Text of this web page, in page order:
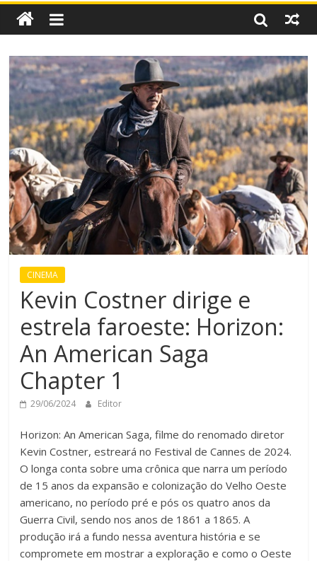
CINEMA
Kevin Costner dirige e
estrela faroeste: Horizon:
An American Saga
Chapter 1
29/06/2024 Editor
Horizon: An American Saga, filme do renomado diretor
Kevin Costner, estreará no Festival de Cannes de 2024.
O longa conta sobre uma crônica que narra um período
de 15 anos da expansão e colonização do Velho Oeste
americano, no período pré e pós os quatro anos da
Guerra Civil, sendo nos anos de 1861 a 1865. A
produção irá a fundo nessa aventura história e se
compromete em mostrar a exploração e como o Oeste